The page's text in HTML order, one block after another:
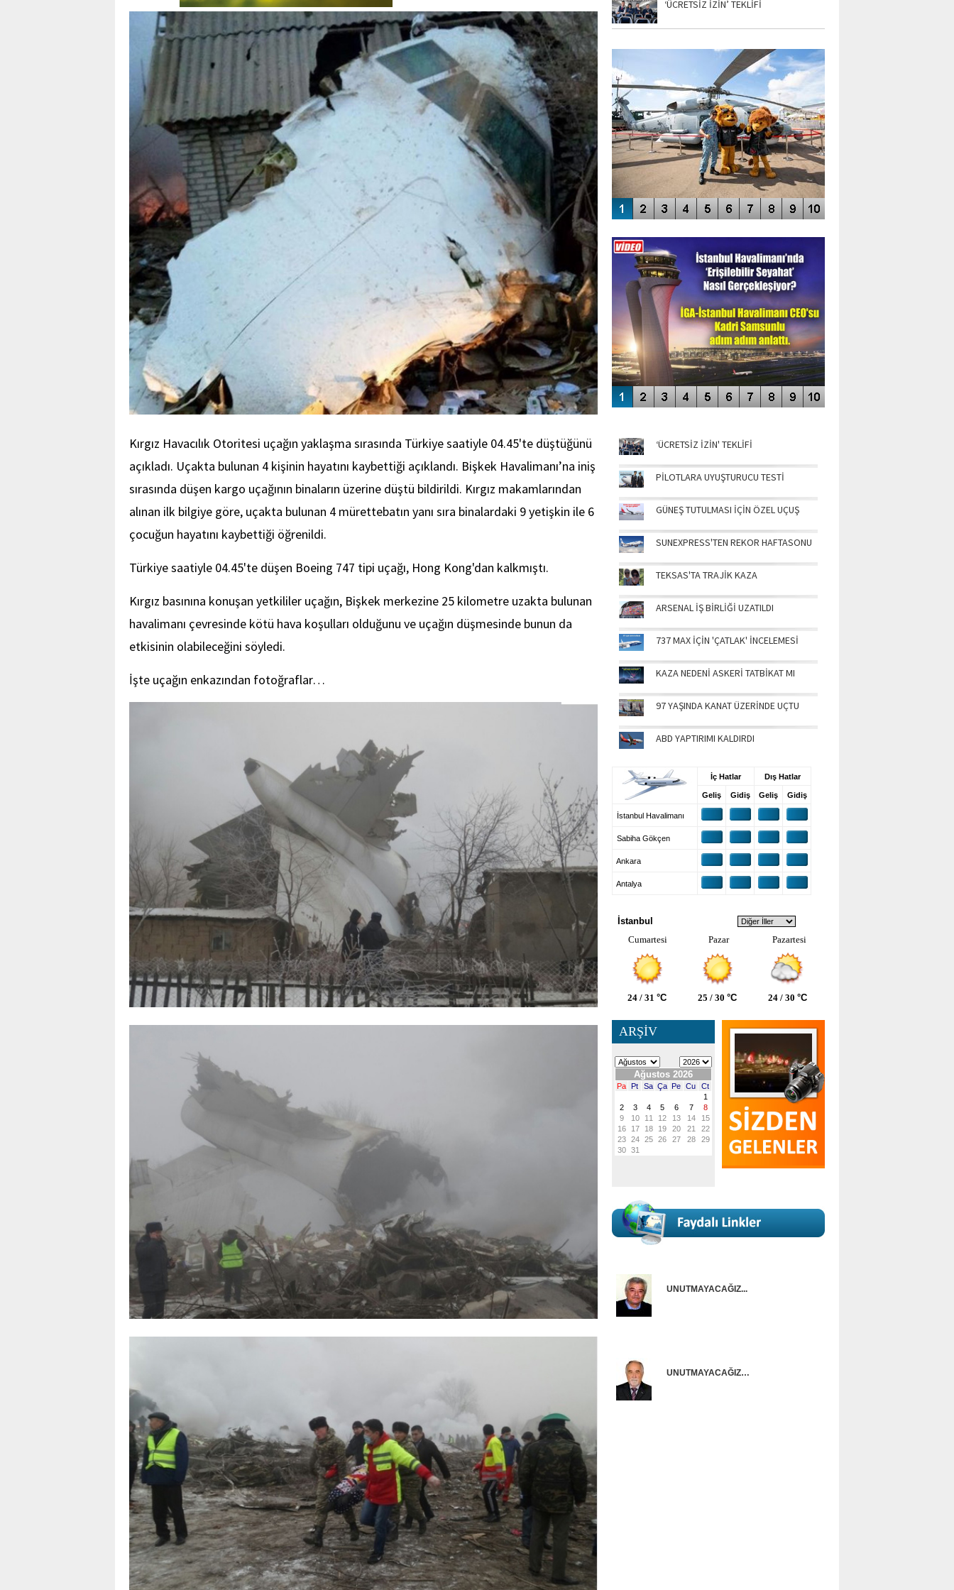
Kırgız Havacılık Otoritesi uçağın yaklaşma sırasında Türkiye saatiyle 04.45'te düştüğünü
açıkladı. Uçakta bulunan 4 kişinin hayatını kaybettiği açıklandı. Bişkek Havalimanı’na iniş
sırasında düşen kargo uçağının binaların üzerine düştü bildirildi. Kırgız makamlarından
alınan ilk bilgiye göre, uçakta bulunan 4 mürettebatın yanı sıra binalardaki 9 yetişkin ile 6
çocuğun hayatını kaybettiği öğrenildi.
Türkiye saatiyle 04.45'te düşen Boeing 747 tipi uçağı, Hong Kong'dan kalkmıştı.
Kırgız basınına konuşan yetkililer uçağın, Bişkek merkezine 25 kilometre uzakta bulunan
havalimanı çevresinde kötü hava koşulları olduğunu ve uçağın düşmesinde bunun da
etkisinin olabileceğini söyledi.
İşte uçağın enkazından fotoğraflar…
‘ÜCRETSİZ İZİN’ TEKLİFİ
SİNGAPUR AIRSHOW-2020
ENGELLERİN AŞILDIĞI HAVALİMANI
‘ÜCRETSİZ İZİN' TEKLİFİ
PİLOTLARA UYUŞTURUCU TESTİ
GÜNEŞ TUTULMASI İÇİN ÖZEL UÇUŞ
SUNEXPRESS'TEN REKOR HAFTASONU
TEKSAS'TA TRAJİK KAZA
ARSENAL İŞ BİRLİĞİ UZATILDI
737 MAX İÇİN 'ÇATLAK' İNCELEMESİ
KAZA NEDENİ ASKERİ TATBİKAT MI
97 YAŞINDA KANAT ÜZERİNDE UÇTU
ABD YAPTIRIMI KALDIRDI
İç Hatlar Dış Hatlar
Geliş Gidiş Geliş Gidiş
İstanbul Havalimanı
Sabiha Gökçen
Ankara
Antalya
İstanbul
Cumartesi
Pazar Pazartesi
24 / 31 °C 25 / 30 °C 24 / 30 °C
ARŞİV
UNUTMAYACAĞIZ...
UNUTMAYACAĞIZ…